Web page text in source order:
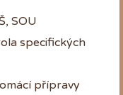
SOU
specifických
přípravy